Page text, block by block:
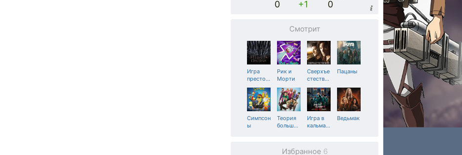
0 +1 0
Смотрит
Игра
престо…
Рик и
Морти
Сверхъе
стеств…
Пацаны
Симпсон
ы
Теория
больш…
Игра в
кальма…
Ведьмак
Избранное 6